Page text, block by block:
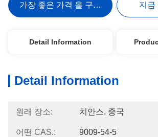
가장 좋은 가격 을 구하라 지금
Detail Information
Detail Information
원래 장소: 치안스, 중국
어떤 CAS.: 9009-54-5